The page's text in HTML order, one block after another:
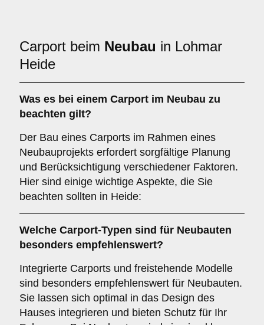
Carport beim Neubau in Lohmar
Heide
Was es bei einem Carport im Neubau zu
beachten gilt?
Der Bau eines Carports im Rahmen eines
Neubauprojekts erfordert sorgfältige Planung
und Berücksichtigung verschiedener Faktoren.
Hier sind einige wichtige Aspekte, die Sie
beachten sollten in Heide:
Welche Carport-Typen sind für Neubauten
besonders empfehlenswert?
Integrierte Carports und freistehende Modelle
sind besonders empfehlenswert für Neubauten.
Sie lassen sich optimal in das Design des
Hauses integrieren und bieten Schutz für Ihr